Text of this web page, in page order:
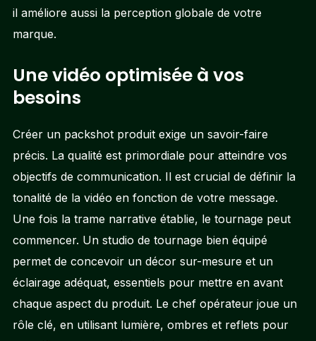
il améliore aussi la perception globale de votre
marque.
Une vidéo optimisée à vos
besoins
Créer un packshot produit exige un savoir-faire
précis. La qualité est primordiale pour atteindre vos
objectifs de communication. Il est crucial de définir la
tonalité de la vidéo en fonction de votre message.
Une fois la trame narrative établie, le tournage peut
commencer. Un studio de tournage bien équipé
permet de concevoir un décor sur-mesure et un
éclairage adéquat, essentiels pour mettre en avant
chaque aspect du produit. Le chef opérateur joue un
rôle clé, en utilisant lumière, ombres et reflets pour